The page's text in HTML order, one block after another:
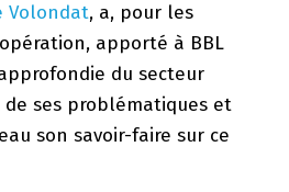
Volondat, a, pour les
apporté à BBL
du secteur
ses problématiques et
son savoir-faire sur ce